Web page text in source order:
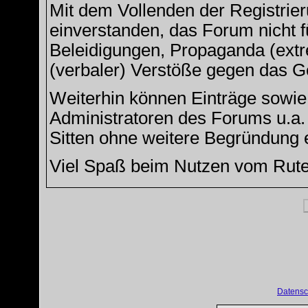
Mit dem Vollenden der
einverstanden, das Forum nicht
Beleidigungen, Propaganda
(verbaler) Verstöße gegen das
Weiterhin können Einträge
Administratoren des Forums
Sitten ohne weitere
Viel Spaß beim Nutzen vom